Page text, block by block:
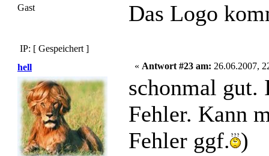
Gast
Das Logo
IP: [ Gespeichert ]
hell
« Antwort #23 am: 26.06.2007,
schonmal gut.
Fehler. Kann
Fehler ggf. )